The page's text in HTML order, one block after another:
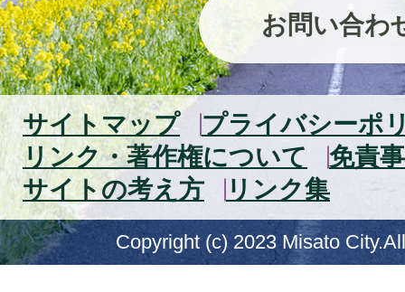
お問い合わ
サイトマップ
プライバシーポ
リンク・著作権について
免責
サイトの考え方
リンク集
Copyright (c) 2023 Misato